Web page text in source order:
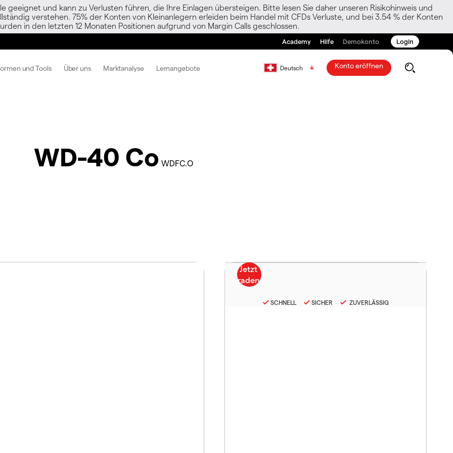
geeignet und kann zu Verlusten führen, die Ihre Einlagen übersteigen. Bitte lesen Sie daher unseren Risikohinweis und
verstehen. 75% der Konten von Kleinanlegern erleiden beim Handel mit CFDs Verluste, und bei 3.54 % der Konten
in den letzten 12 Monaten Positionen aufgrund von Margin Calls geschlossen.
Academy Hilfe Demokonto Login
und Tools Über uns Marktanalyse Lernangebote Deutsch Konto eröffnen
WD-40 Co WDFC.O
SCHNELL SICHER ZUVERLÄSSIG